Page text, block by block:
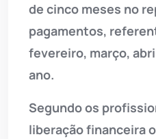
de cinco meses no
pagamentos,
fevereiro, março,
ano.
Segundo os
liberação financeira